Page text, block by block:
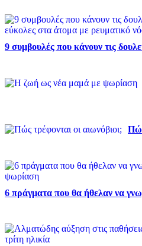
9 συμβουλές που κάνουν τις
6 πράγματα που θα ήθελαν να